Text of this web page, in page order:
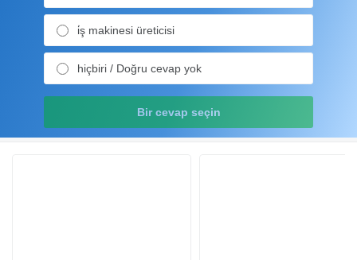
i̇ş makinesi üreticisi
hiçbiri / Doğru cevap yok
Bir cevap seçin